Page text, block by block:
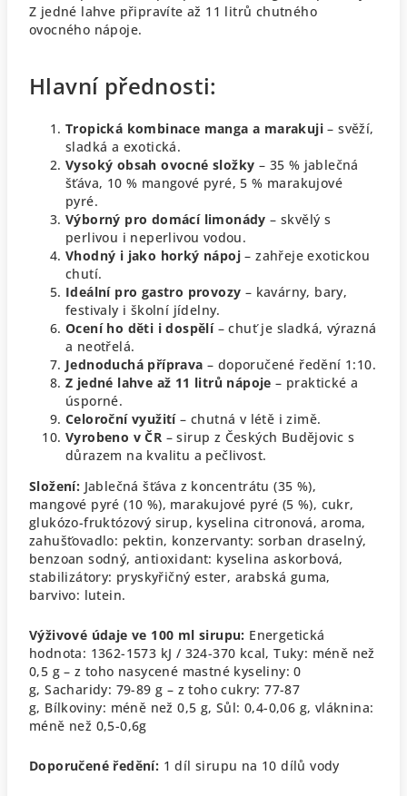
Z jedné lahve připravíte až 11 litrů chutného
ovocného nápoje.
Hlavní přednosti:
Tropická kombinace manga a marakuji – svěží,
sladká a exotická.
Vysoký obsah ovocné složky – 35 % jablečná
šťáva, 10 % mangové pyré, 5 % marakujové
pyré.
Výborný pro domácí limonády – skvělý s
perlivou i neperlivou vodou.
Vhodný i jako horký nápoj – zahřeje exotickou
chutí.
Ideální pro gastro provozy – kavárny, bary,
festivaly i školní jídelny.
Ocení ho děti i dospělí– chuť je sladká, výrazná
a neotřelá.
Jednoduchá příprava – doporučené ředění 1:10.
Z jedné lahve až 11 litrů nápoje – praktické a
úsporné.
Celoroční využití– chutná v létě i zimě.
Vyrobeno v ČR – sirup z Českých Budějovic s
důrazem na kvalitu a pečlivost.
Složení: Jablečná šťáva z koncentrátu (35 %),
mangové pyré (10 %), marakujové pyré (5 %), cukr,
glukózo-fruktózový sirup, kyselina citronová, aroma,
zahušťovadlo: pektin, konzervanty: sorban draselný,
benzoan sodný, antioxidant: kyselina askorbová,
stabilizátory: pryskyřičný ester, arabská guma,
barvivo: lutein.
Výživové údaje ve 100 ml sirupu: Energetická
hodnota: 1362-1573 kJ / 324-370 kcal,Tuky: méně než
0,5 g – z toho nasycené mastné kyseliny: 0
g,Sacharidy: 79-89 g – z toho cukry: 77-87
g, Bílkoviny: méně než 0,5 g,Sůl: 0,4-0,06 g, vláknina:
méně než 0,5-0,6g
Doporučené ředění: 1 díl sirupu na 10 dílů vody